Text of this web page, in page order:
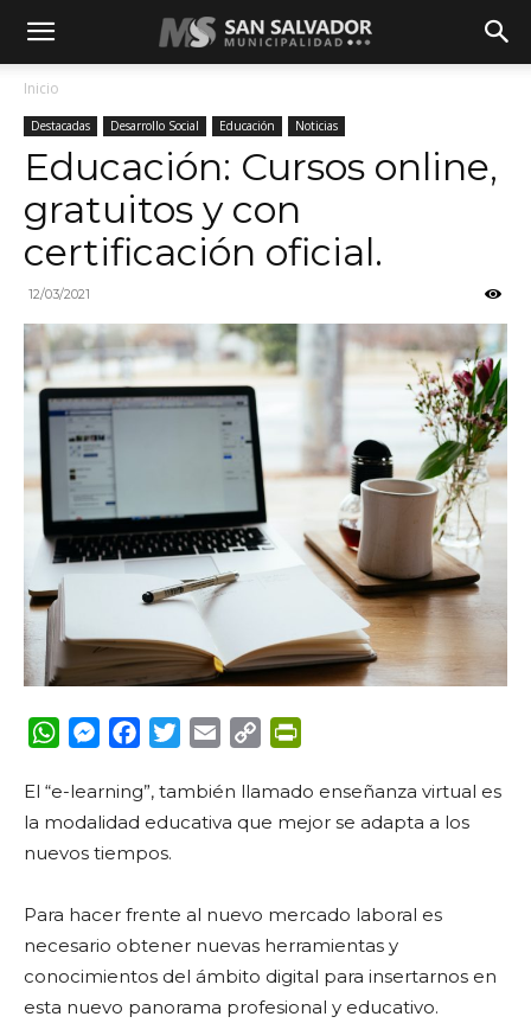
Inicio
Destacadas Desarrollo Social Educación Noticias
Educación: Cursos online,
gratuitos y con
certificación oficial.
12/03/2021
WhatsApp
Messenger
FacebookTwitterEmail Copy
El “e-learning”, también llamado enseñanza virtual es
la modalidad educativa que mejor se adapta a los
nuevos tiempos.
Para hacer frente al nuevo mercado laboral es
necesario obtener nuevas herramientas y
conocimientos del ámbito digital para insertarnos en
esta nuevo panorama profesional y educativo.